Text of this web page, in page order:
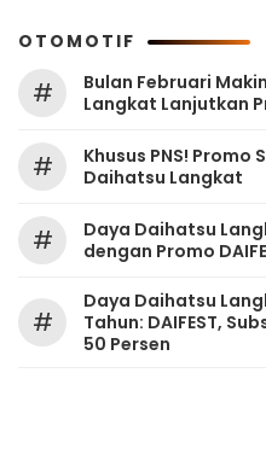
OTOMOTIF
#
Bulan Februari
Langkat Lanjutkan
#
Khusus PNS!
Daihatsu Langkat
#
Daya Daihatsu
dengan Promo
#
Daya Daihatsu
Tahun: DAIFEST,
50 Persen